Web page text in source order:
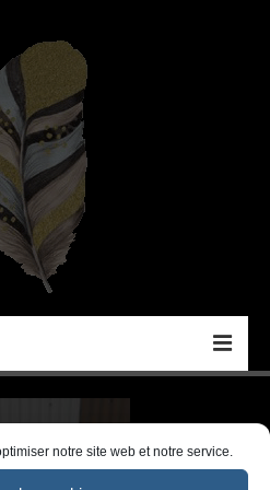
notre site web et notre service.